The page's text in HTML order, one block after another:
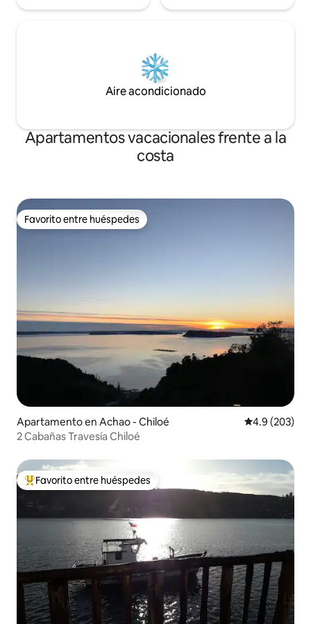
Aire acondicionado
Apartamentos vacacionales frente a la
costa
Favorito entre huéspedes
Favorito entre huéspedes
Apartamento en Achao - Chiloé Calificación
4.9 (203)
2 Cabañas Travesía Chiloé
Favorito entre huéspedes preferido
Favorito entre huéspedes